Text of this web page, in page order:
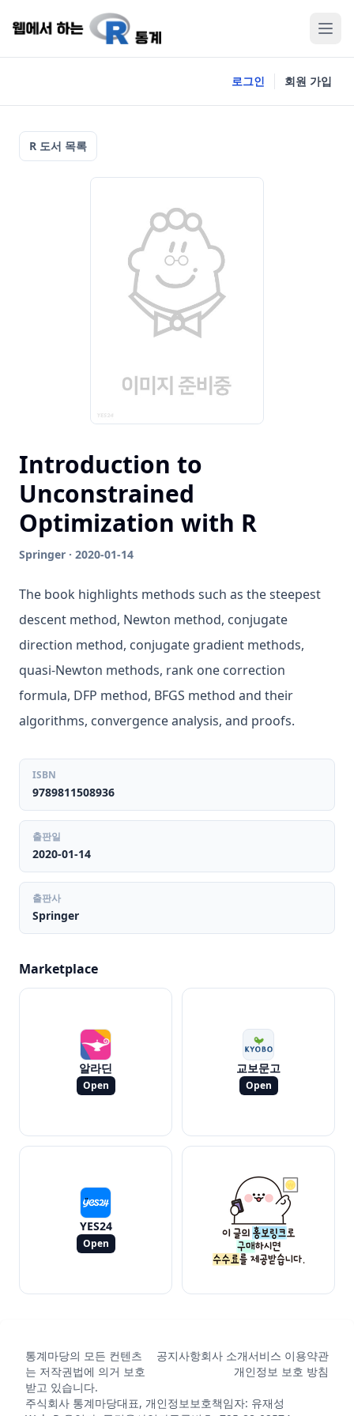
로그인 회원 가입
R 도서 목록
Introduction to
Unconstrained
Optimization with R
Springer · 2020-01-14
The book highlights methods such as the steepest
descent method, Newton method, conjugate
direction method, conjugate gradient methods,
quasi-Newton methods, rank one correction
formula, DFP method, BFGS method and their
algorithms, convergence analysis, and proofs.
ISBN
9789811508936
출판일
2020-01-14
출판사
Springer
Marketplace
알라딘
Open
교보문고
Open
YES24
Open
통계마당의 모든 컨텐츠
는 저작권법에 의거 보호
받고 있습니다.
공지사항회사 소개서비스 이용약관
개인정보 보호 방침
주식회사 통계마당대표, 개인정보보호책임자: 유재성